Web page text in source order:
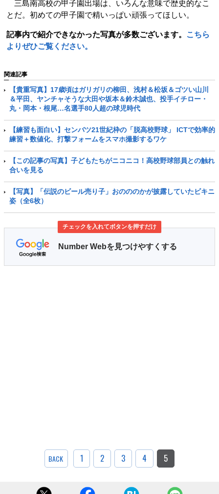
三島南高校の甲子園出場は、いろんな意味で歴史的なこ
とだ。初めての甲子園で精いっぱい頑張ってほしい。
記事内で紹介できなかった写真が多数ございます。
こちら
よりぜひご覧ください。
関連記事
【貴重写真】17歳頃はガリガリの柳田、浅村＆松坂＆ゴツい山川
＆平田、ヤンチャそうな大田や坂本＆鈴木誠也、投手イチロー・
丸・岡本・根尾…名選手80人超の球児時代
【練習も面白い】センバツ21世紀枠の「脱高校野球」 ICTで効率的
練習＋数値化、打撃フォームをスマホ撮影するワケ
【この記事の写真】子どもたちがニコニコ！高校野球部員との触れ
合いを見る
【写真】「伝説のビール売り子」おのののかが披露していたビキニ
姿（全6枚）
チェックを入れてボタンを押すだけ
Number Webを見つけやすくする
BACK 1 2 3 4 5